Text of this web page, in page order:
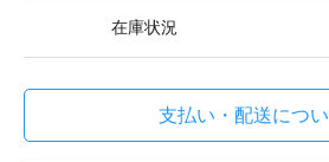
在庫状況
支払い・配送につ